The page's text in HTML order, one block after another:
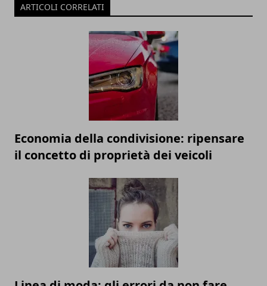
ARTICOLI CORRELATI
Economia della condivisione: ripensare
il concetto di proprietà dei veicoli